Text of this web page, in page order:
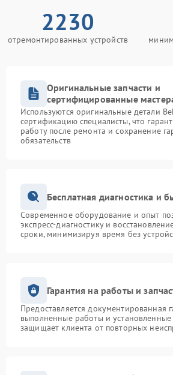
2230
отремонтированных устройств
Оригинальные запчасти и
сертифицированные
Используются оригинальные детали
сертификацию специалисты, что
работу после ремонта и сохранение
обязательств
Бесплатная диагностика и
Современное оборудование и опыт
экспресс-диагностику и
сроки, минимизируя время без
Гарантия на работы и
Предоставляется документированная
выполненные работы и установленные
защищает клиента от повторных